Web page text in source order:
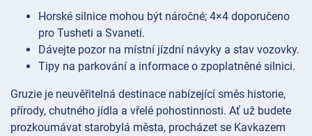
Horské silnice mohou být náročné; 4×4 doporučeno
pro Tusheti a Svaneti.
Dávejte pozor na místní jízdní návyky a stav vozovky.
Tipy na parkování a informace o zpoplatněné silnici.
Gruzie je neuvěřitelná destinace nabízející směs historie,
přírody, chutného jídla a vřelé pohostinnosti. Ať už budete
prozkoumávat starobylá města, procházet se Kavkazem